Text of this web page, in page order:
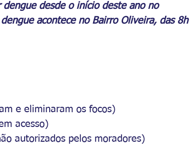
desde o início deste ano no
acontece no Bairro Oliveira, das 8h
e eliminaram os focos)
acesso)
autorizados pelos moradores)